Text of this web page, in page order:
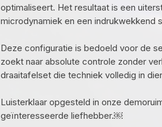
optimaliseert. Het resultaat is een
microdynamiek en een indrukwekkend
Deze configuratie is bedoeld voor de
zoekt naar absolute controle zonder
draaitafelset die techniek volledig in
Luisterklaar opgesteld in onze
geïnteresseerde liefhebber.￼